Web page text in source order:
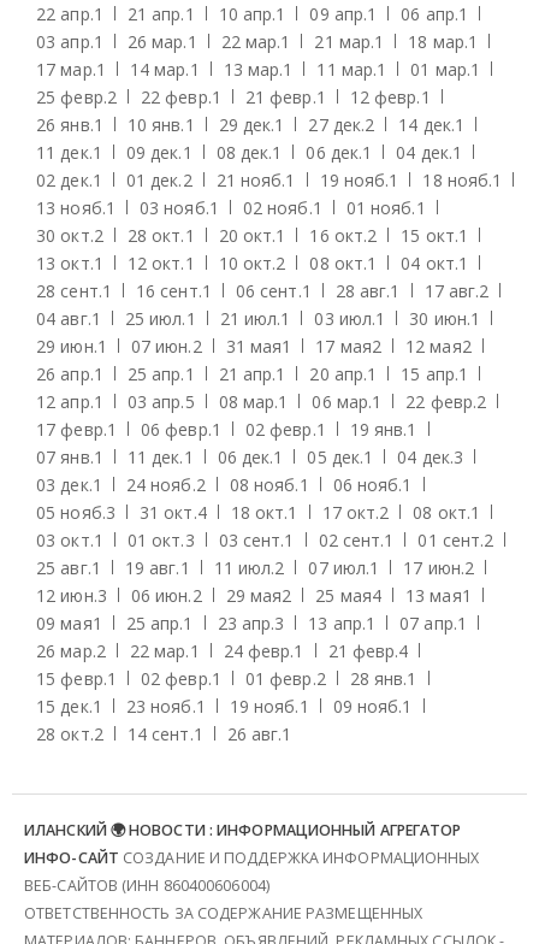
22 апр.1 21 апр.1 10 апр.1 09 апр.1 06 апр.1
03 апр.1 26 мар.1 22 мар.1 21 мар.1 18 мар.1
17 мар.1 14 мар.1 13 мар.1 11 мар.1 01 мар.1
25 февр.2 22 февр.1 21 февр.1 12 февр.1
26 янв.1 10 янв.1 29 дек.1 27 дек.2 14 дек.1
11 дек.1 09 дек.1 08 дек.1 06 дек.1 04 дек.1
02 дек.1 01 дек.2 21 нояб.1 19 нояб.1 18 нояб.1
13 нояб.1 03 нояб.1 02 нояб.1 01 нояб.1
30 окт.2 28 окт.1 20 окт.1 16 окт.2 15 окт.1
13 окт.1 12 окт.1 10 окт.2 08 окт.1 04 окт.1
28 сент.1 16 сент.1 06 сент.1 28 авг.1 17 авг.2
04 авг.1 25 июл.1 21 июл.1 03 июл.1 30 июн.1
29 июн.1 07 июн.2 31 мая1 17 мая2 12 мая2
26 апр.1 25 апр.1 21 апр.1 20 апр.1 15 апр.1
12 апр.1 03 апр.5 08 мар.1 06 мар.1 22 февр.2
17 февр.1 06 февр.1 02 февр.1 19 янв.1
07 янв.1 11 дек.1 06 дек.1 05 дек.1 04 дек.3
03 дек.1 24 нояб.2 08 нояб.1 06 нояб.1
05 нояб.3 31 окт.4 18 окт.1 17 окт.2 08 окт.1
03 окт.1 01 окт.3 03 сент.1 02 сент.1 01 сент.2
25 авг.1 19 авг.1 11 июл.2 07 июл.1 17 июн.2
12 июн.3 06 июн.2 29 мая2 25 мая4 13 мая1
09 мая1 25 апр.1 23 апр.3 13 апр.1 07 апр.1
26 мар.2 22 мар.1 24 февр.1 21 февр.4
15 февр.1 02 февр.1 01 февр.2 28 янв.1
15 дек.1 23 нояб.1 19 нояб.1 09 нояб.1
28 окт.2 14 сент.1 26 авг.1
ИЛАНСКИЙ 🌍 НОВОСТИ : ИНФОРМАЦИОННЫЙ АГРЕГАТОР
ИНФО-САЙТ СОЗДАНИЕ И ПОДДЕРЖКА ИНФОРМАЦИОННЫХ
ВЕБ-САЙТОВ (ИНН 860400606004)
ОТВЕТСТВЕННОСТЬ ЗА СОДЕРЖАНИЕ РАЗМЕЩЕННЫХ